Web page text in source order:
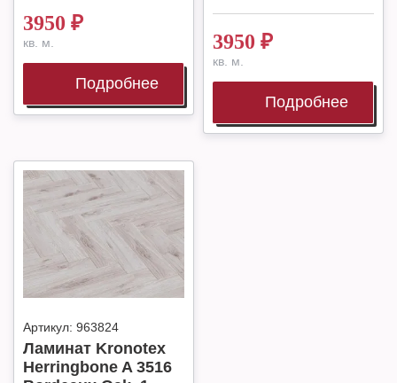
3950 ₽
кв. м.
Подробнее
3950 ₽
кв. м.
Подробнее
Артикул: 963824
Ламинат Kronotex
Herringbone A 3516